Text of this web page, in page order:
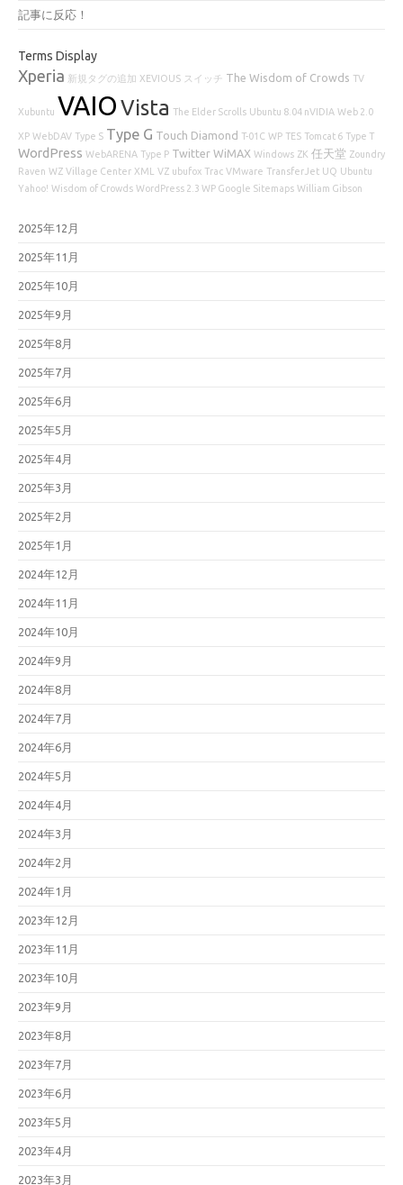
記事に反応！
Terms Display
Xperia 新規タグの追加 XEVIOUS スイッチ The Wisdom of Crowds TV
Xubuntu VAIOVista The Elder Scrolls Ubuntu 8.04 nVIDIA Web 2.0
XP WebDAV Type S Type G Touch Diamond T-01C WP TES Tomcat 6 Type T
WordPress WebARENA Type P Twitter WiMAX Windows ZK 任天堂 Zoundry
Raven WZ Village Center XML VZ ubufox Trac VMware TransferJet UQ Ubuntu
Yahoo! Wisdom of Crowds WordPress 2.3 WP Google Sitemaps William Gibson
2025年12月
2025年11月
2025年10月
2025年9月
2025年8月
2025年7月
2025年6月
2025年5月
2025年4月
2025年3月
2025年2月
2025年1月
2024年12月
2024年11月
2024年10月
2024年9月
2024年8月
2024年7月
2024年6月
2024年5月
2024年4月
2024年3月
2024年2月
2024年1月
2023年12月
2023年11月
2023年10月
2023年9月
2023年8月
2023年7月
2023年6月
2023年5月
2023年4月
2023年3月